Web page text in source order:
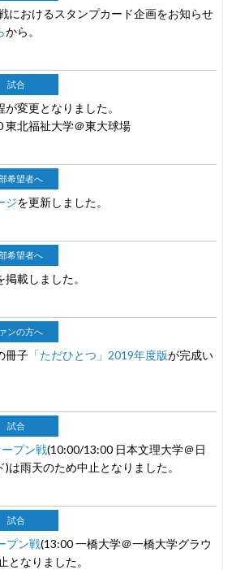
におけるスタンプカード企画をお知らせ
から。
試合
が変更となりました。
北福祉大学＠東大球場
希望者へ
ジを更新しました。
希望者へ
掲載しました。
ンの方へ
冊子 「ただひとつ」2019年度版が完成い
試合
プン戦(10:00/13:00 日本文理大学＠日
は雨天のため中止となりました。
試合
プン戦(13:00 一橋大学＠一橋大学グラウ
となりました。